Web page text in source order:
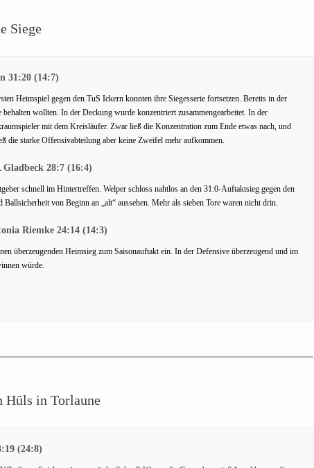
Siege
31:20 (14:7)
Heimspiel gegen den TuS Ickern konnten ihre Siegesserie fortsetzen. Bereits in der
wollten. In der Deckung wurde konzentriert zusammengearbeitet. In der
mit dem Kreisläufer. Zwar ließ die Konzentration zum Ende etwas nach, und
die starke Offensivabteilung aber keine Zweifel mehr aufkommen.
28:7 (16:4)
schnell im Hintertreffen. Welper schloss nahtlos an den 31:0-Auftaktsieg gegen den
von Beginn an „alt“ aussehen. Mehr als sieben Tore waren nicht drin.
Riemke 24:14 (14:3)
überzeugenden Heimsieg zum Saisonauftakt ein. In der Defensive überzeugend und im
würde.
Hüls in Torlaune
(24:8)